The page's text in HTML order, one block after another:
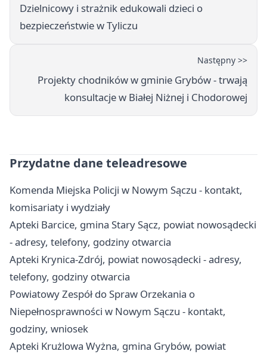
Dzielnicowy i strażnik edukowali dzieci o
bezpieczeństwie w Tyliczu
Następny >>
Projekty chodników w gminie Grybów - trwają
konsultacje w Białej Niżnej i Chodorowej
Przydatne dane teleadresowe
Komenda Miejska Policji w Nowym Sączu - kontakt,
komisariaty i wydziały
Apteki Barcice, gmina Stary Sącz, powiat nowosądecki
- adresy, telefony, godziny otwarcia
Apteki Krynica-Zdrój, powiat nowosądecki - adresy,
telefony, godziny otwarcia
Powiatowy Zespół do Spraw Orzekania o
Niepełnosprawności w Nowym Sączu - kontakt,
godziny, wniosek
Apteki Krużlowa Wyżna, gmina Grybów, powiat